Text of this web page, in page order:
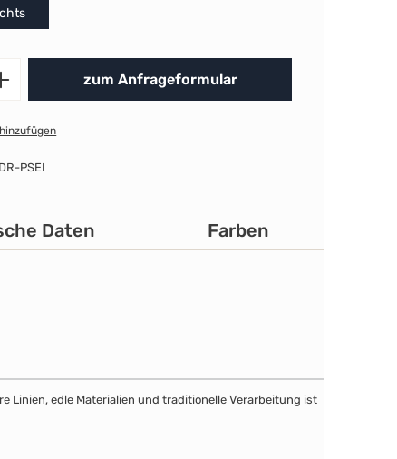
Produkt Anzahl: Gib den
zum Anfrageformular
PSEI
Daten Farben
Linien, edle Materialien und traditionelle Verarbeitung ist